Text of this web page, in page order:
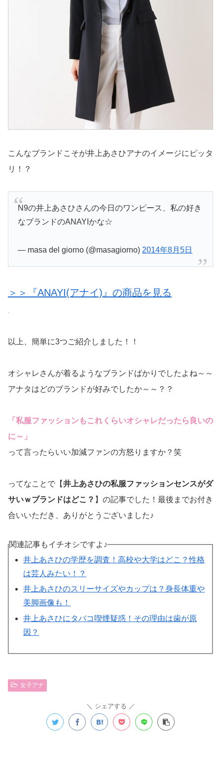
こんなブランドこそが井上あさひアナのイメージにピッタ
リ！？
N9の井上あさひさんの今日のワンピース、私の好き
なブランドのANAYIかな☆
— masa del giorno (@masagiorno) 2014年8月5日
＞＞『ANAYI(アナイ)』の商品を見る
以上、簡単に3つご紹介しました！！
オシャレさんが着るようなブランドばかりでしたよね～～
アナタはどのブランドが好みでしたか～～？？
「私服ファッションもこれくらいオシャレだったら良いの
に～」
って言ったらいい加減ファンの方怒りますか？笑
ってなことで【井上あさひの私服ファッションセンスがダ
サいｗブランドはどこ？ 】の記事でした！最後までお付き
合いいただき、ありがとうございました♪
関連記事もイチオシですよ♪
井上あさひの学歴を調査！高校や大学はどこ？性格
は芸人みたい！？
井上あさひのスリーサイズやカップは？身長体重や
美脚画像も！
井上あさひにタバコ喫煙疑惑！その理由は歯が原
因？
女子アナ
シェアする